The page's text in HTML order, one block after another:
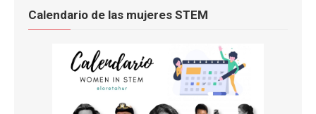
Calendario de las mujeres STEM